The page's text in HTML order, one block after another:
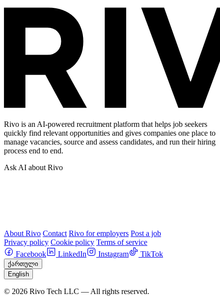
Rivo is an AI-powered recruitment platform that helps job seekers
quickly find relevant opportunities and gives companies one place to
manage vacancies, source and assess candidates, and run their hiring
process end to end.
Ask AI about Rivo
About Rivo Contact Rivo for employers Post a job
Privacy policy Cookie policy Terms of service
Facebook
LinkedIn Instagram TikTok
ქართული
English
© 2026 Rivo Tech LLC — All rights reserved.